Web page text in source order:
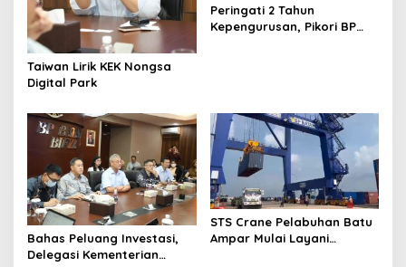
Taiwan Lirik KEK Nongsa
Digital Park
Peringati 2 Tahun
Kepengurusan, Pikori BP
Bahas Peluang Investasi,
Delegasi Kementerian
STS Crane Pelabuhan Batu
Ampar Mulai Layani